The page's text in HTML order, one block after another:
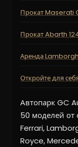
Прокат Maserati
Прокат Abarth
Аренда
Откройте для
Автопарк GC
50 моделей от
Ferrari,
Royce,